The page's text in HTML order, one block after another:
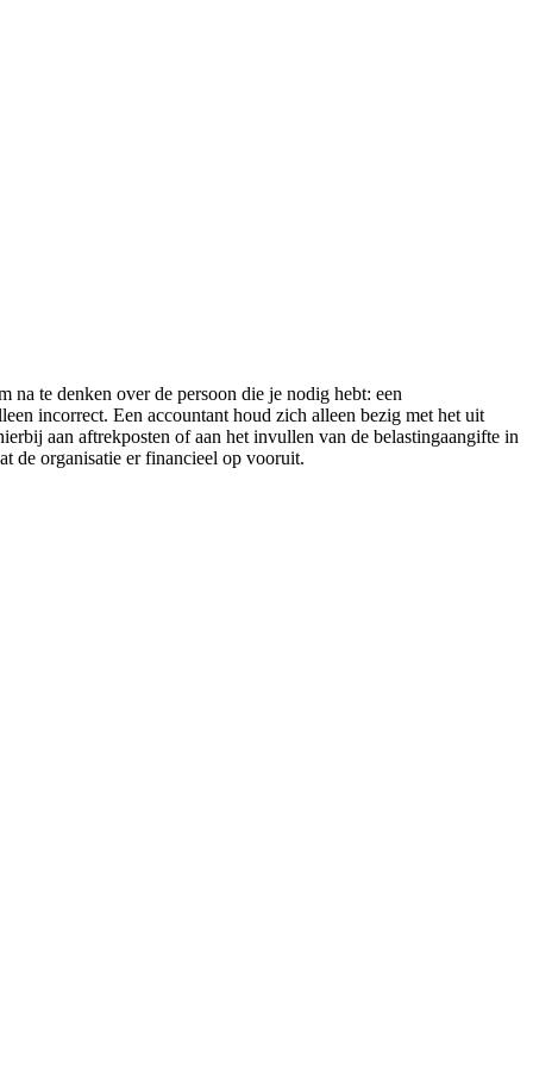
te denken over de persoon die je nodig hebt: een
incorrect. Een accountant houd zich alleen bezig met het uit
aan aftrekposten of aan het invullen van de belastingaangifte in
de organisatie er financieel op vooruit.